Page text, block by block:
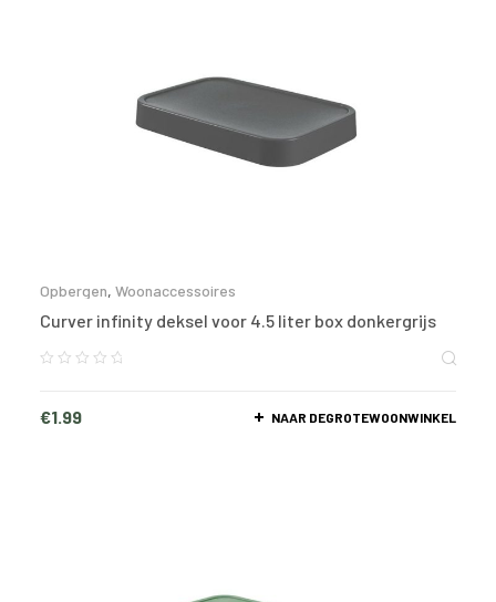
Opbergen, Woonaccessoires
Curver infinity deksel voor 4.5 liter box donkergrijs
€1.99 NAAR DEGROTEWOONWINKEL